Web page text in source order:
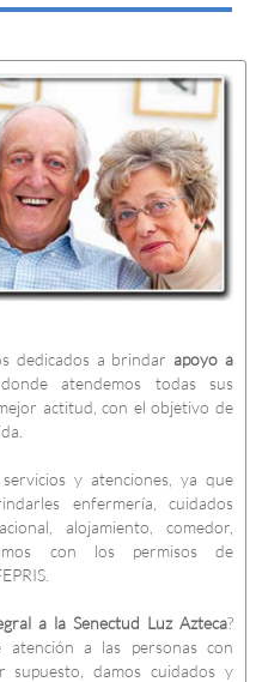
dedicados a brindarapoyo a
donde atendemos todas sus
actitud, con el objetivo de
y atenciones, ya que
enfermería, cuidados
alojamiento, comedor,
con los permisos de
a la Senectud Luz Azteca?
atención a las personas con
supuesto, damos cuidados y